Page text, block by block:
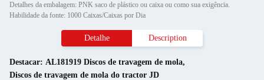
Detalhes da embalagem: PNK saco de plástico ou caixa ou como sua exigência.
Habilidade da fonte: 1000 Caixas/Caixas por Dia
Detalhe Description
Destacar: AL181919 Discos de travagem de mola,
Discos de travagem de mola do tractor JD